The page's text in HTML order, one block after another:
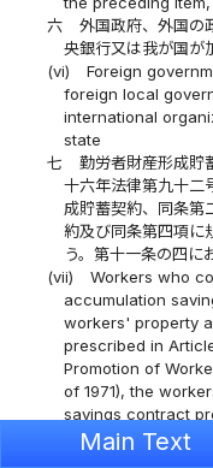
六
外国政府、外国の
央銀行又は我が国が
(vi)
Foreign
foreign local
international
state
七
勤労者財産形成貯
十六年法律第九十二
成貯蓄契約、同条第
約及び同条第四項に
う。第十一条の四に
(vii)
Workers who
accumulation
workers' property
prescribed in
Promotion of
of 1971), the
savings contract
article, and the
accumulation
Main Text